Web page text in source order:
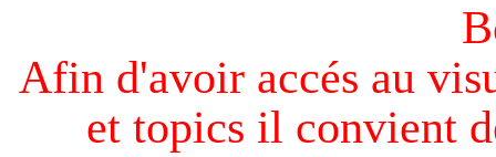
Afin d'avoir accés au
et topics il convient